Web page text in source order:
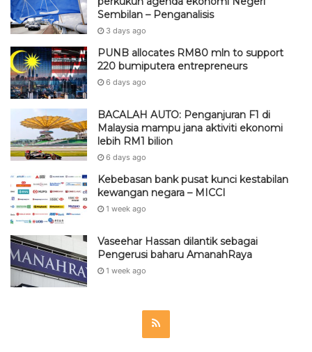
Sembilan – Penganalisis
3 days ago
PUNB allocates RM80 mln to support
220 bumiputera entrepreneurs
6 days ago
BACALAH AUTO: Penganjuran F1 di
Malaysia mampu jana aktiviti ekonomi
lebih RM1 bilion
6 days ago
Kebebasan bank pusat kunci kestabilan
kewangan negara – MICCI
1 week ago
Vaseehar Hassan dilantik sebagai
Pengerusi baharu AmanahRaya
1 week ago